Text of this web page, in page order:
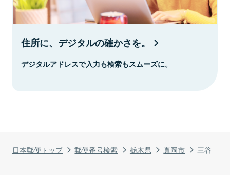
日本郵便トップ 郵便番号検索 栃木県 真岡市 三谷
住所に、デジタルの確かさを。
デジタルアドレスで入力も検索もスムーズに。